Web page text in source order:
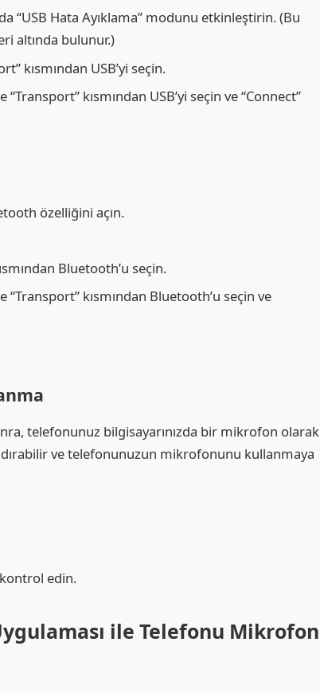
“USB Hata Ayıklama” modunu etkinleştirin. (Bu
altında bulunur.)
kısmından USB’yi seçin.
kısmından USB’yi seçin ve “Connect”
özelliğini açın.
Bluetooth’u seçin.
kısmından Bluetooth’u seçin ve
telefonunuz bilgisayarınızda bir mikrofon olarak
ve telefonunuzun mikrofonunu kullanmaya
edin.
ile Telefonu Mikrofon